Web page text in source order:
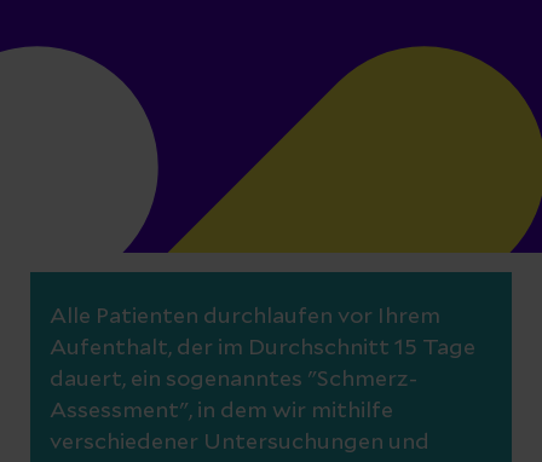
Alle Patienten durchlaufen vor Ihrem
Aufenthalt, der im Durchschnitt 15 Tage
dauert, ein sogenanntes "Schmerz-
Assessment", in dem wir mithilfe
verschiedener Untersuchungen und